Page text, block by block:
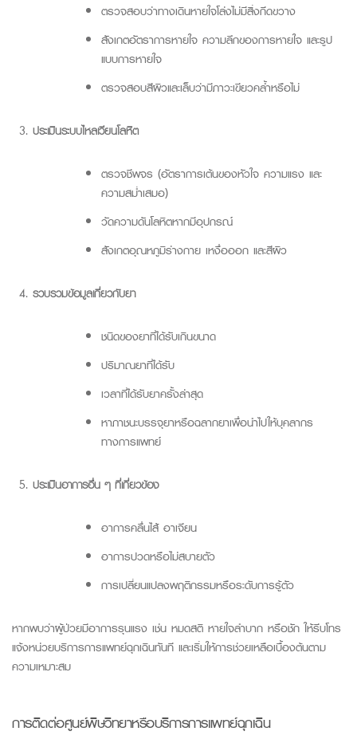
ตรวจสอบว่าทางเดินหายใจโล่งไม่มีสิ่งกีดขวาง
สังเกตอัตราการหายใจ ความลึกของการหายใจ และรูป
แบบการหายใจ
ตรวจสอบสีผิวและเล็บว่ามีภาวะเขียวคล้ำหรือไม่
ประเมินระบบไหลเวียนโลหิต
ตรวจชีพจร (อัตราการเต้นของหัวใจ ความแรง และ
ความสม่ำเสมอ)
วัดความดันโลหิตหากมีอุปกรณ์
สังเกตอุณหภูมิร่างกาย เหงื่อออก และสีผิว
รวบรวมข้อมูลเกี่ยวกับยา
ชนิดของยาที่ได้รับเกินขนาด
ปริมาณยาที่ได้รับ
เวลาที่ได้รับยาครั้งล่าสุด
หาภาชนะบรรจุยาหรือฉลากยาเพื่อนำไปให้บุคลากร
ทางการแพทย์
ประเมินอาการอื่น ๆ ที่เกี่ยวข้อง
อาการคลื่นไส้ อาเจียน
อาการปวดหรือไม่สบายตัว
การเปลี่ยนแปลงพฤติกรรมหรือระดับการรู้ตัว
หากพบว่าผู้ป่วยมีอาการรุนแรง เช่น หมดสติ หายใจลำบาก หรือชัก ให้รีบโทร
แจ้งหน่วยบริการการแพทย์ฉุกเฉินทันที และเริ่มให้การช่วยเหลือเบื้องต้นตาม
ความเหมาะสม
การติดต่อศูนย์พิษวิทยาหรือบริการการแพทย์ฉุกเฉิน